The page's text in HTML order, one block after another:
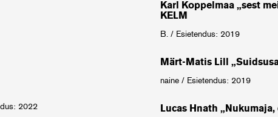
2022
Karl Koppelmaa „sest
KELM
B. / Esietendus: 2019
Märt-Matis Lill
naine / Esietendus: 2019
Lucas Hnath